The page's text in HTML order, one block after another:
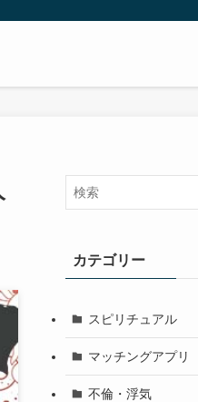
カテゴリー
スピリチュアル
マッチングアプリ
不倫・浮気